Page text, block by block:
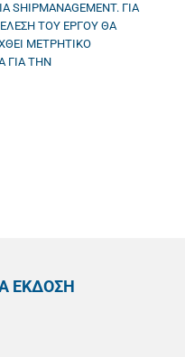
SHIPMANAGEMENT. ΓΙΑ
ΤΟΥ ΕΡΓΟΥ ΘΑ
ΜΕΤΡΗΤΙΚΟ
ΓΙΑ ΤΗΝ
ΕΚΔΟΣΗ